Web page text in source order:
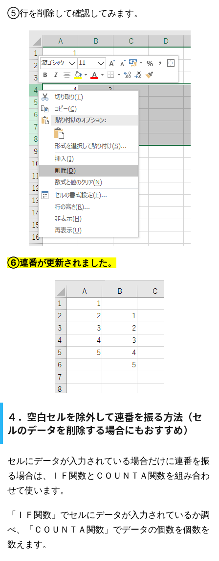
⑤行を削除して確認してみます。
⑥連番が更新されました。
４．空白セルを除外して連番を振る方法（セ
ルのデータを削除する場合にもおすすめ）
セルにデータが入力されている場合だけに連番を振
る場合は、ＩＦ関数とＣＯＵＮＴＡ関数を組み合わ
せて使います。
「ＩＦ関数」でセルにデータが入力されているか調
べ、「ＣＯＵＮＴＡ関数」でデータの個数を個数を
数えます。